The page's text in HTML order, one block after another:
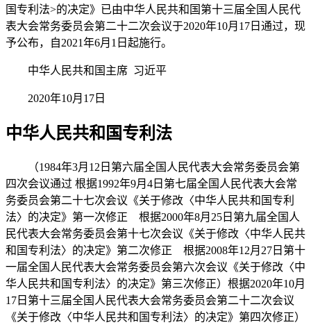
国专利法>的决定》已由中华人民共和国第十三届全国人民代
表大会常务委员会第二十二次会议于2020年10月17日通过，现
予公布，自2021年6月1日起施行。
中华人民共和国主席 习近平
2020年10月17日
中华人民共和国专利法
（1984年3月12日第六届全国人民代表大会常务委员会第
四次会议通过 根据1992年9月4日第七届全国人民代表大会常
务委员会第二十七次会议《关于修改〈中华人民共和国专利
法〉的决定》第一次修正 根据2000年8月25日第九届全国人
民代表大会常务委员会第十七次会议《关于修改〈中华人民共
和国专利法〉的决定》第二次修正 根据2008年12月27日第十
一届全国人民代表大会常务委员会第六次会议《关于修改〈中
华人民共和国专利法〉的决定》第三次修正） 根据2020年10月
17日第十三届全国人民代表大会常务委员会第二十二次会议
《关于修改〈中华人民共和国专利法〉的决定》第四次修正）